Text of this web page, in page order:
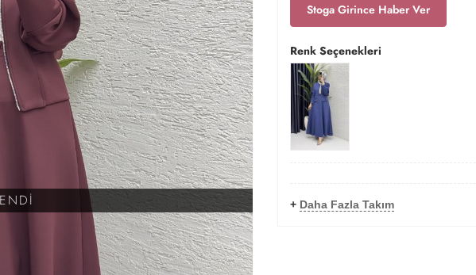
Stoga Girince Haber Ver
Renk Seçenekleri
+ Daha Fazla Takım